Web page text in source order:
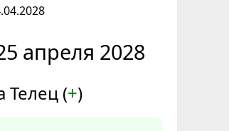
апреля 2028
Телец (+)